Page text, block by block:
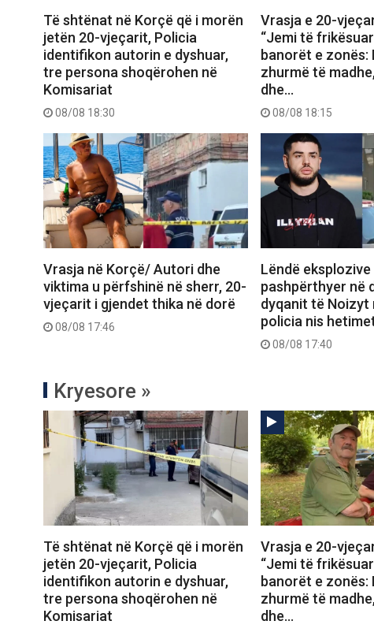
Të shtënat në Korçë që i morën
jetën 20-vjeçarit, Policia
identifikon autorin e dyshuar,
tre persona shoqërohen në
Komisariat
08/08 18:30
Vrasja e 20-
“Jemi të
banorët e zonës:
zhurmë të
dhe…
08/08 18:15
Vrasja në Korçë/ Autori dhe
viktima u përfshinë në sherr, 20-
vjeçarit i gjendet thika në dorë
08/08 17:46
Lëndë eksplozive
pashpërthyer në
dyqanit të Noizyt
policia nis
08/08 17:40
Kryesore »
Të shtënat në Korçë që i morën
jetën 20-vjeçarit, Policia
identifikon autorin e dyshuar,
tre persona shoqërohen në
Komisariat
Vrasja e 20-
“Jemi të
banorët e zonës:
zhurmë të
dhe…